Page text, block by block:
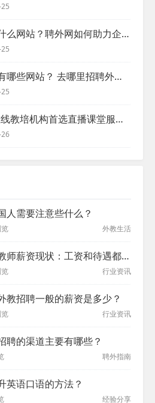
招外教去什么网站？聘外网如何助力企业外教招聘
招聘外教有哪些网站？ 去哪里招聘外教？
ClassIn在线教培机构首选直播课堂服务商
人需要注意些什么？
外教生活
中国外籍教师薪资现状：工资和待遇都非常高
行业资讯
教招聘一般的薪资是多少？
行业资讯
聘的渠道主要有哪些？
聘外指南
英语口语的方法？
经验分享